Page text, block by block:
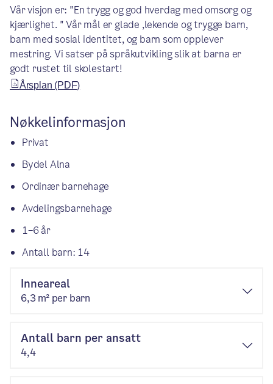
Vår visjon er: "En trygg og god hverdag med omsorg og
kjærlighet. " Vår mål er glade ,lekende og trygge barn,
barn med sosial identitet, og barn som opplever
mestring. Vi satser på språkutvikling slik at barna er
godt rustet til skolestart!
Årsplan (PDF)
Nøkkelinformasjon
Privat
Bydel Alna
Ordinær barnehage
Avdelingsbarnehage
1–6 år
Antall barn: 14
Inneareal
6,3 m² per barn
Antall barn per ansatt
4,4